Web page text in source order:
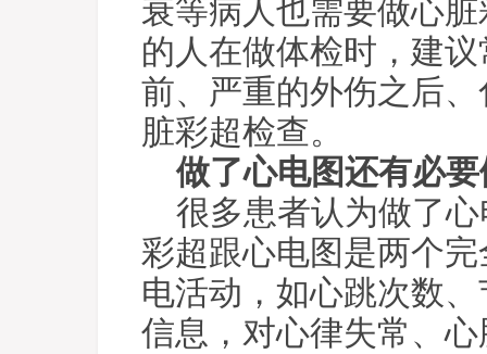
衰等病人也需要做心
的人在做体检时，建
前、严重的外伤之后
脏彩超检查。
做了心电图还有必
很多患者认为做了
彩超跟心电图是两个
电活动，如心跳次数
信息，对心律失常、